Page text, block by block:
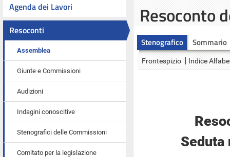
Agenda dei Lavori
Resoconti
Assemblea
Giunte e Commissioni
Audizioni
Indagini conoscitive
Stenografici delle Commissioni
Comitato per la legislazione
Resoconto
Stenografico Sommario
Frontespizio Indice